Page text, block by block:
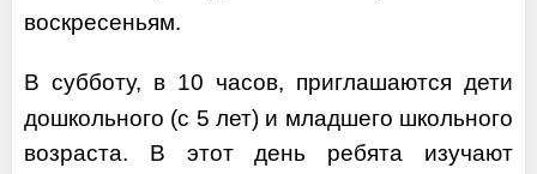
воскресеньям.
В субботу, в 10 часов, приглашаются дети
дошкольного (с 5 лет) и младшего школьного
возраста. В этот день ребята изучают